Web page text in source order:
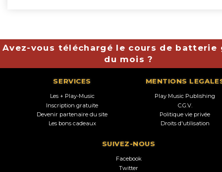
Avez-vous téléchargé le cours de batterie
du mois ?
SERVICES
Les + Play-Music
Inscription gratuite
Devenir partenaire du site
Les bons cadeaux
MENTIONS
Play Music Publishing
C.G.V.
Politique vie privée
Droits d'utilisation
SUIVEZ-NOUS
Facebook
Twitter